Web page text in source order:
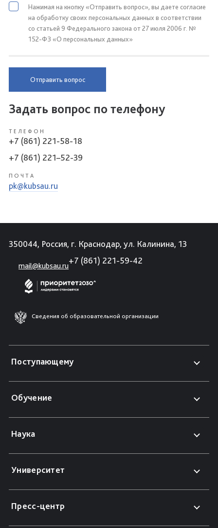
Нажимая на кнопку «Отправить вопрос», вы даете согласие
на обработку своих персональных данных в соответствии
со статьей 9 Федерального закона от 27 июля 2006 г. №
152-ФЗ «О персональных данных»
Отправить вопрос
Задать вопрос по телефону
ТЕЛЕФОН
+7 (861) 221-58-18
+7 (861) 221–52-39
ПОЧТА
pk@kubsau.ru
350044, Россия, г. Краснодар, ул. Калинина, 13
mail@kubsau.ru
+7 (861) 221-59-42
Сведения об образовательной организации
Поступающему
Обучение
Наука
Университет
Пресс-центр